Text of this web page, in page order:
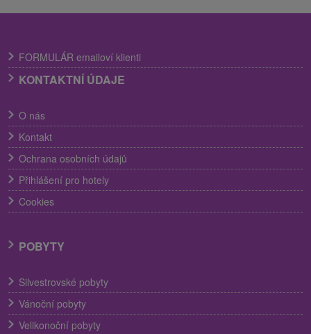
FORMULÁR emailoví klienti
KONTAKTNÍ ÚDAJE
O nás
Kontakt
Ochrana osobních údajů
Přihlášení pro hotely
Cookies
POBYTY
Silvestrovské pobyty
Vánoční pobyty
Velikonoční pobyty